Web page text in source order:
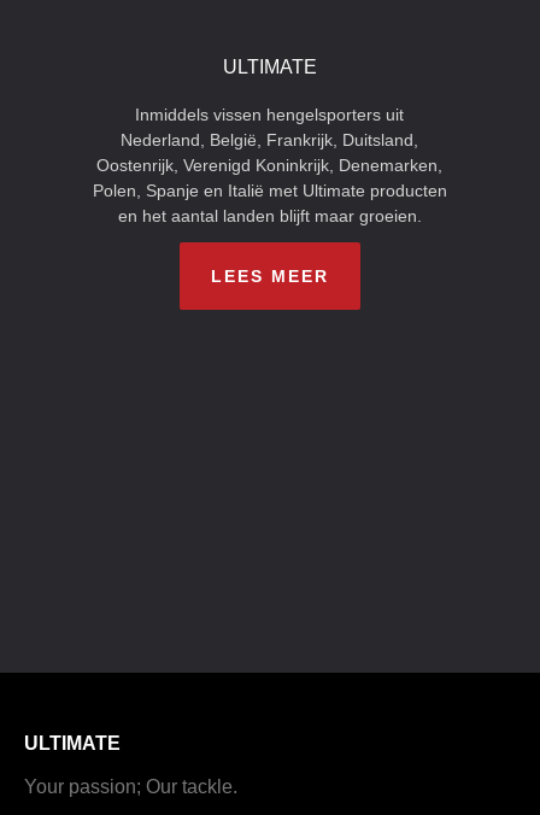
ULTIMATE
Inmiddels vissen hengelsporters uit
Nederland, België, Frankrijk, Duitsland,
Oostenrijk, Verenigd Koninkrijk, Denemarken,
Polen, Spanje en Italië met Ultimate producten
en het aantal landen blijft maar groeien.
LEES MEER
ULTIMATE
Your passion; Our tackle.